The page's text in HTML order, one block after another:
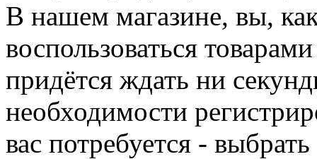
В нашем магазине, вы,
воспользоваться
придётся ждать ни
необходимости
вас потребуется -